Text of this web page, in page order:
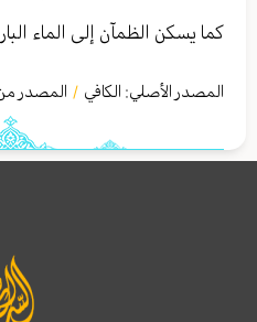
كما يسكن الظمآن إلى الماء
المصدر الأصلي: الكافي / المصدر من